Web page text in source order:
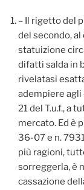
– Il rigetto del
del secondo,
statuizione
difatti salda in
rivelatasi
adempiere
21 del T.u.f., a
mercato. Ed è
36-07 e n.
più ragioni,
sorreggerla, è
cassazione